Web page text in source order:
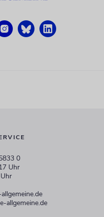
0
Uhr
allgemeine.de